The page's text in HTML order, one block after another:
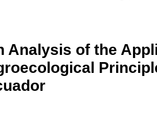
Analysis of the